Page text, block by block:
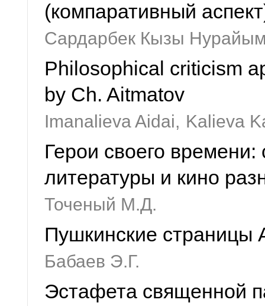
(компаративный
Сардарбек Кызы
Philosophical criticism
by Ch. Aitmatov
Imanalieva Aidai, Kalieva
Герои своего
литературы и кино
Точеный М.Д.
Пушкинские страницы
Бабаев Э.Г.
Эстафета священной